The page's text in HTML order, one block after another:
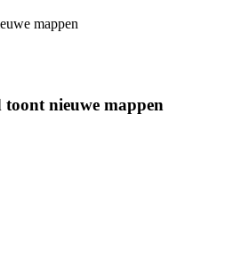
mappen
nieuwe mappen